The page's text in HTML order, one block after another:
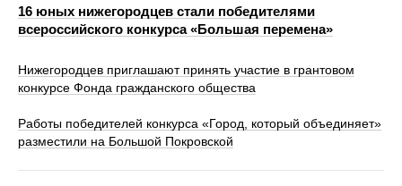
16 юных нижегородцев стали победителями
всероссийского конкурса «Большая перемена»
Нижегородцев приглашают принять участие в грантовом
конкурсе Фонда гражданского общества
Работы победителей конкурса «Город, который объединяет»
разместили на Большой Покровской